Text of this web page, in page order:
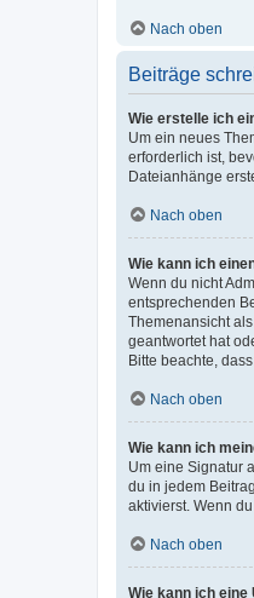
Nach oben
Beiträge
Wie erstelle ich
Um ein neues
erforderlich ist,
Dateianhänge
Nach oben
Wie kann ich
Wenn du nicht
entsprechenden
Themenansicht
geantwortet hat
Bitte beachte,
Nach oben
Wie kann ich
Um eine Signatur
du in jedem
aktivierst. Wenn
Nach oben
Wie kann ich